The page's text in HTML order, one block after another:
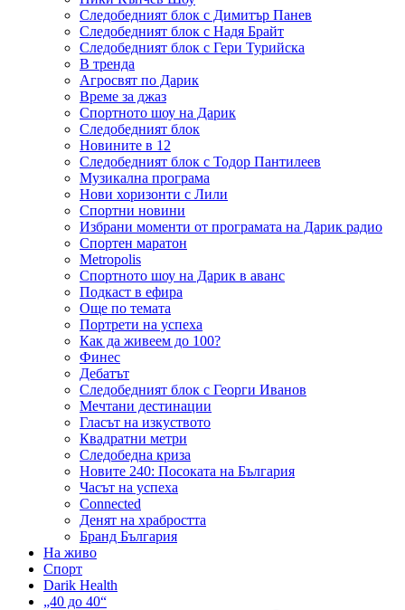
Следобедният блок с Димитър Панев
Следобедният блок с Надя Брайт
Следобедният блок с Гери Турийска
В тренда
Агросвят по Дарик
Време за джаз
Спортното шоу на Дарик
Следобедният блок
Новините в 12
Следобедният блок с Тодор Пантилеев
Музикална програма
Нови хоризонти с Лили
Спортни новини
Избрани моменти от програмата на Дарик радио
Спортен маратон
Metropolis
Спортното шоу на Дарик в аванс
Подкаст в ефира
Още по темата
Портрети на успеха
Как да живеем до 100?
Финес
Дебатът
Следобедният блок с Георги Иванов
Мечтани дестинации
Гласът на изкуството
Квадратни метри
Следобедна криза
Новите 240: Посоката на България
Часът на успеха
Connected
Денят на храбростта
Бранд България
На живо
Спорт
Darik Health
„40 до 40“